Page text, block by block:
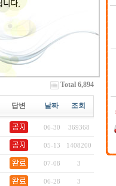
Total 6,894
답변 날짜 조회
06-30 369368
05-13 1408200
07-08 3
06-28 3